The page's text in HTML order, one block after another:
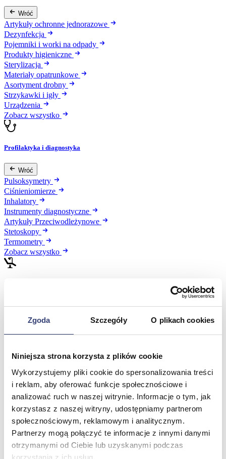
Zgoda Szczegóły O plikach cookies
Niniejsza strona korzysta z plików cookie
Wykorzystujemy pliki cookie do spersonalizowania treści
i reklam, aby oferować funkcje społecznościowe i
analizować ruch w naszej witrynie. Informacje o tym, jak
korzystasz z naszej witryny, udostępniamy partnerom
społecznościowym, reklamowym i analitycznym.
Partnerzy mogą połączyć te informacje z innymi danymi
otrzymanymi od Ciebie lub uzyskanymi podczas
korzystania z ich usług.
Wróć
Artykuły ochronne jednorazowe
Dezynfekcja
Pojemniki i worki na odpady
Produkty higieniczne
Sterylizacja
Materiały opatrunkowe
Asortyment drobny
Strzykawki i igły
Urządzenia
Zobacz wszystko
Profilaktyka i diagnostyka
Wróć
Pulsoksymetry
Ciśnieniomierze
Inhalatory
Instrumenty diagnostyczne
Artykuły Przeciwodleżynowe
Stetoskopy
Termometry
Zobacz wszystko
Wróć
Kozetki
Pielęgnacja mebli
Taborety i krzesła
Parawany
Fotele
Zobacz wszystko
Spa & Wellness
Wróć
Fotele do masażu
Urządzenia